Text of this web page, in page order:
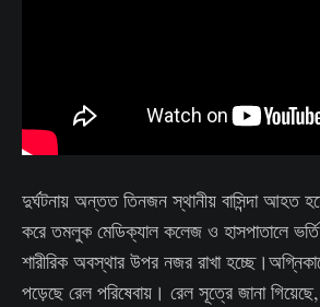
দুর্ঘটনায় অন্তত তিনজন স্থানীয় বাসিন্দা আহত
করে তমলুক মেডিক্যাল কলেজ ও হাসপাতালে
শারীরিক অবস্থার উপর নজর রাখা
পড়েছে রেল পরিষেবায়। রেল সূত্রে জানা